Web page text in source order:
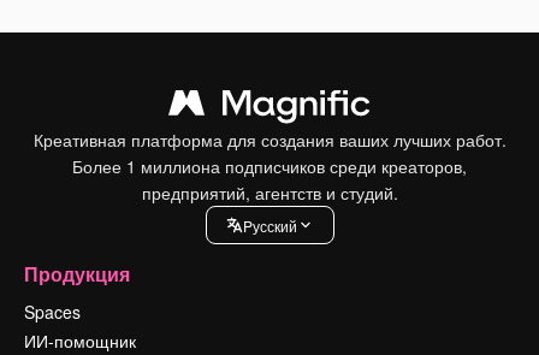
Креативная платформа для создания ваших лучших работ.
Более 1 миллиона подписчиков среди креаторов,
предприятий, агентств и студий.
Pусский
Продукция
Spaces
ИИ-помощник